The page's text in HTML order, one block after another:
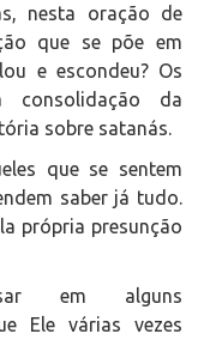
nesta oração de
que se põe em
e escondeu? Os
da
sobre satanás.
que se sentem
saber já tudo.
própria presunção
em alguns
Ele várias vezes